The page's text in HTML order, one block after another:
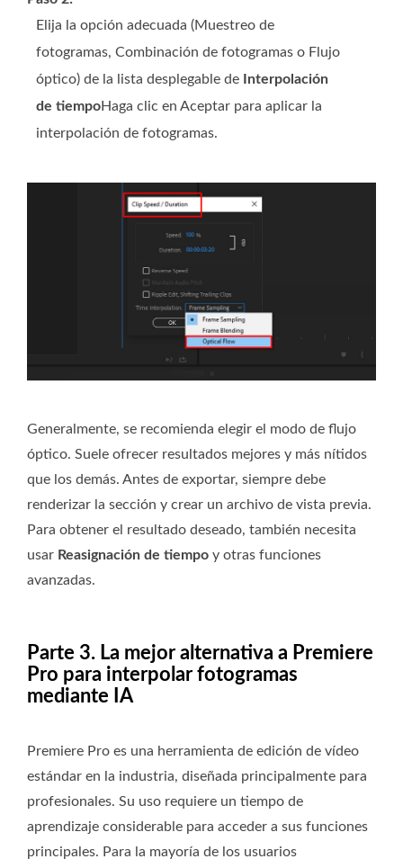
Elija la opción adecuada (Muestreo de
fotogramas, Combinación de fotogramas o Flujo
óptico) de la lista desplegable de
Interpolación
de tiempoHaga clic en Aceptar para aplicar la
interpolación de fotogramas.
Generalmente, se recomienda elegir el modo de flujo
óptico. Suele ofrecer resultados mejores y más nítidos
que los demás. Antes de exportar, siempre debe
renderizar la sección y crear un archivo de vista previa.
Para obtener el resultado deseado, también necesita
usar Reasignación de tiempo y otras funciones
avanzadas.
Parte 3. La mejor alternativa a Premiere
Pro para interpolar fotogramas
mediante IA
Premiere Pro es una herramienta de edición de vídeo
estándar en la industria, diseñada principalmente para
profesionales. Su uso requiere un tiempo de
aprendizaje considerable para acceder a sus funciones
principales. Para la mayoría de los usuarios